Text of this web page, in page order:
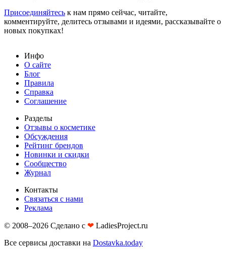
Присоединяйтесь к нам прямо сейчас, читайте,
комментируйте, делитесь отзывами и идеями, рассказывайте о
новых покупках!
Инфо
О сайте
Блог
Правила
Справка
Соглашение
Разделы
Отзывы о косметике
Обсуждения
Рейтинг брендов
Новинки и скидки
Сообщество
Журнал
Контакты
Связаться с нами
Реклама
© 2008–2026 Сделано с ❤︎ LadiesProject.ru
Все сервисы доставки на Dostavka.today